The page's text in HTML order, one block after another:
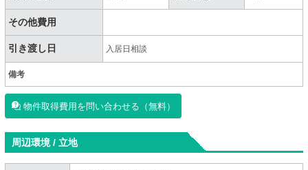
その他費用
引き渡し日 入居日相談
備考
物件取得費用を問い合わせる（無料）
周辺環境 / 立地